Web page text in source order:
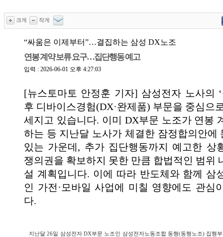
크게 작게
“싸움은 이제부터”…결집하는 삼성 DX노조
연봉 계약 보류 요구…집단행동 예고
입력 : 2026-06-01 오후 4:27:03
[뉴스토마토 안정훈 기자] 삼성전자 노사의
후 디바이스경험(DX·완제품) 부문을 중심으
세지고 있습니다. 이미 DX부문 노조가 연봉
하는 등 지난달 노사가 체결한 잠정합의안에
있는 가운데, 추가 집단행동까지 예고한 상
쟁의권을 확보하지 못한 만큼 합법적인 범위
설 계획입니다. 이에 따라 반도체와 함께 삼
인 가전·모바일 사업에 미칠 영향에도 관심
다.
지난달 26일 삼성전자 DX부문 노조인 삼성전자노동조합 동행(동행노조) 집행